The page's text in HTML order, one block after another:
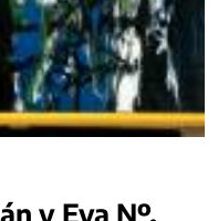
y Eva Nº.